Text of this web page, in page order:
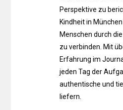
Perspektive zu
Kindheit in
Menschen durch
zu verbinden. Mit
Erfahrung im
jeden Tag der
authentische und
liefern.